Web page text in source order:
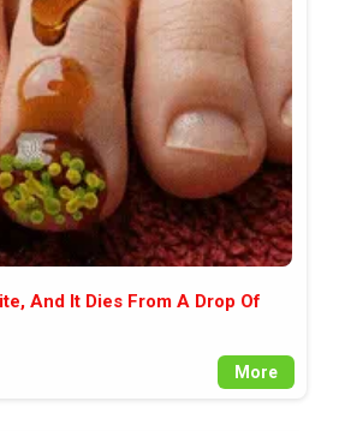
And It Dies From A Drop Of
More